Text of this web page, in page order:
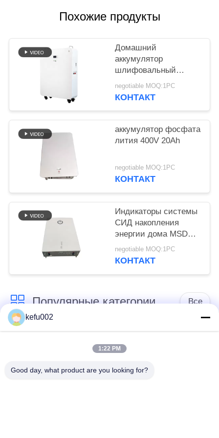
Похожие продукты
Домашний
аккумулятор
шлифовальный
суппорт модульного
проектирования 20
солнечной системы
решетки
negotiable MOQ:1PC
КОНТАКТ
аккумулятор фосфата
лития 400V 20Ah
negotiable MOQ:1PC
КОНТАКТ
Индикаторы системы
СИД накопления
энергии дома MSDS
400V 25Ah 10kwh
negotiable MOQ:1PC
КОНТАКТ
Популярные категории Все
Глубокая батарея
цикла ЛиФеПо4
Перезаряжаемые
Солнечная батарея
kefu002
1:22 PM
Good day, what product are you looking for?